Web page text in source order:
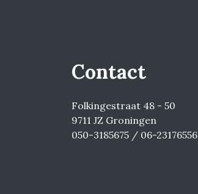
Contact
Folkingestraat 48 - 50
9711 JZ Groningen
050-3185675 / 06-23176556